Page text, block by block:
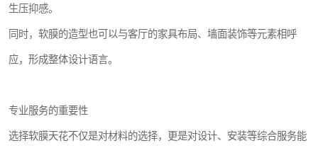
生压抑感。
同时，软膜的造型也可以与客厅的家具布局、墙面装饰等元素相呼
应，形成整体设计语言。
专业服务的重要性
选择软膜天花不仅是对材料的选择，更是对设计、安装等综合服务能